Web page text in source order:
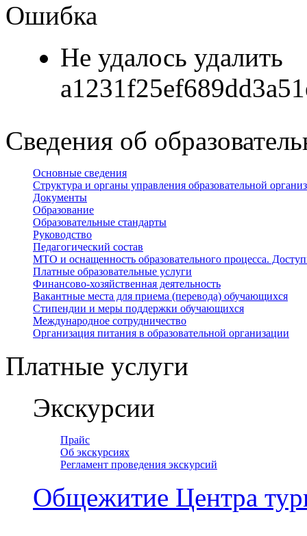
Ошибка
Не удалось удалить
Сведения об
Основные сведения
Структура и органы управления образовательной
Документы
Образование
Образовательные стандарты
Руководство
Педагогический состав
МТО и оснащенность образовательного процесса.
Платные образовательные услуги
Финансово-хозяйственная деятельность
Вакантные места для приема (перевода) обучающихся
Стипендии и меры поддержки обучающихся
Международное сотрудничество
Организация питания в образовательной организации
Платные услуги
Экскурсии
Прайс
Об экскурсиях
Регламент проведения экскурсий
Общежитие Центра